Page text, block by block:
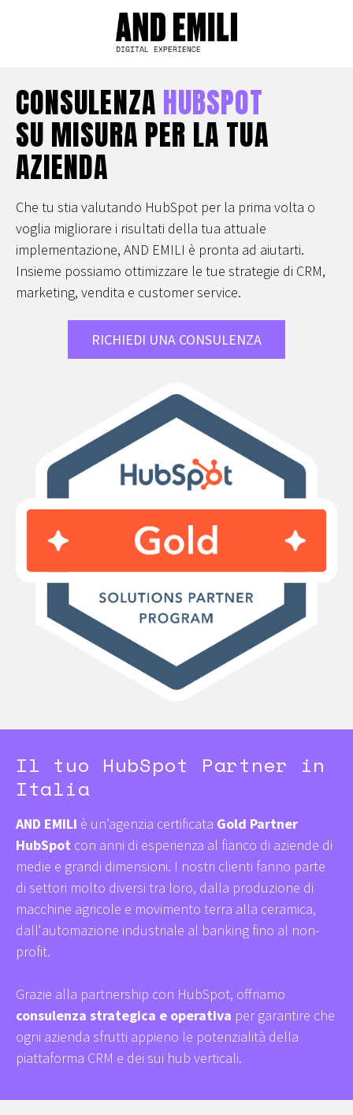
CONSULENZA HUBSPOT
SU MISURA PER LA TUA
AZIENDA
Che tu stia valutando HubSpot per la prima volta o
voglia migliorare i risultati della tua attuale
implementazione, AND EMILI è pronta ad aiutarti.
Insieme possiamo ottimizzare le tue strategie di CRM,
marketing, vendita e customer service.
RICHIEDI UNA CONSULENZA
Il tuo HubSpot Partner in
Italia
AND EMILI è un’agenzia certificata Gold Partner
HubSpot con anni di esperienza al fianco di aziende di
medie e grandi dimensioni. I nostri clienti fanno parte
di settori molto diversi tra loro, dalla produzione di
macchine agricole e movimento terra alla ceramica,
dall'automazione industriale al banking fino al non-
profit.
Grazie alla partnership con HubSpot, offriamo
consulenza strategica e operativa per garantire che
ogni azienda sfrutti appieno le potenzialità della
piattaforma CRM e dei sui hub verticali.